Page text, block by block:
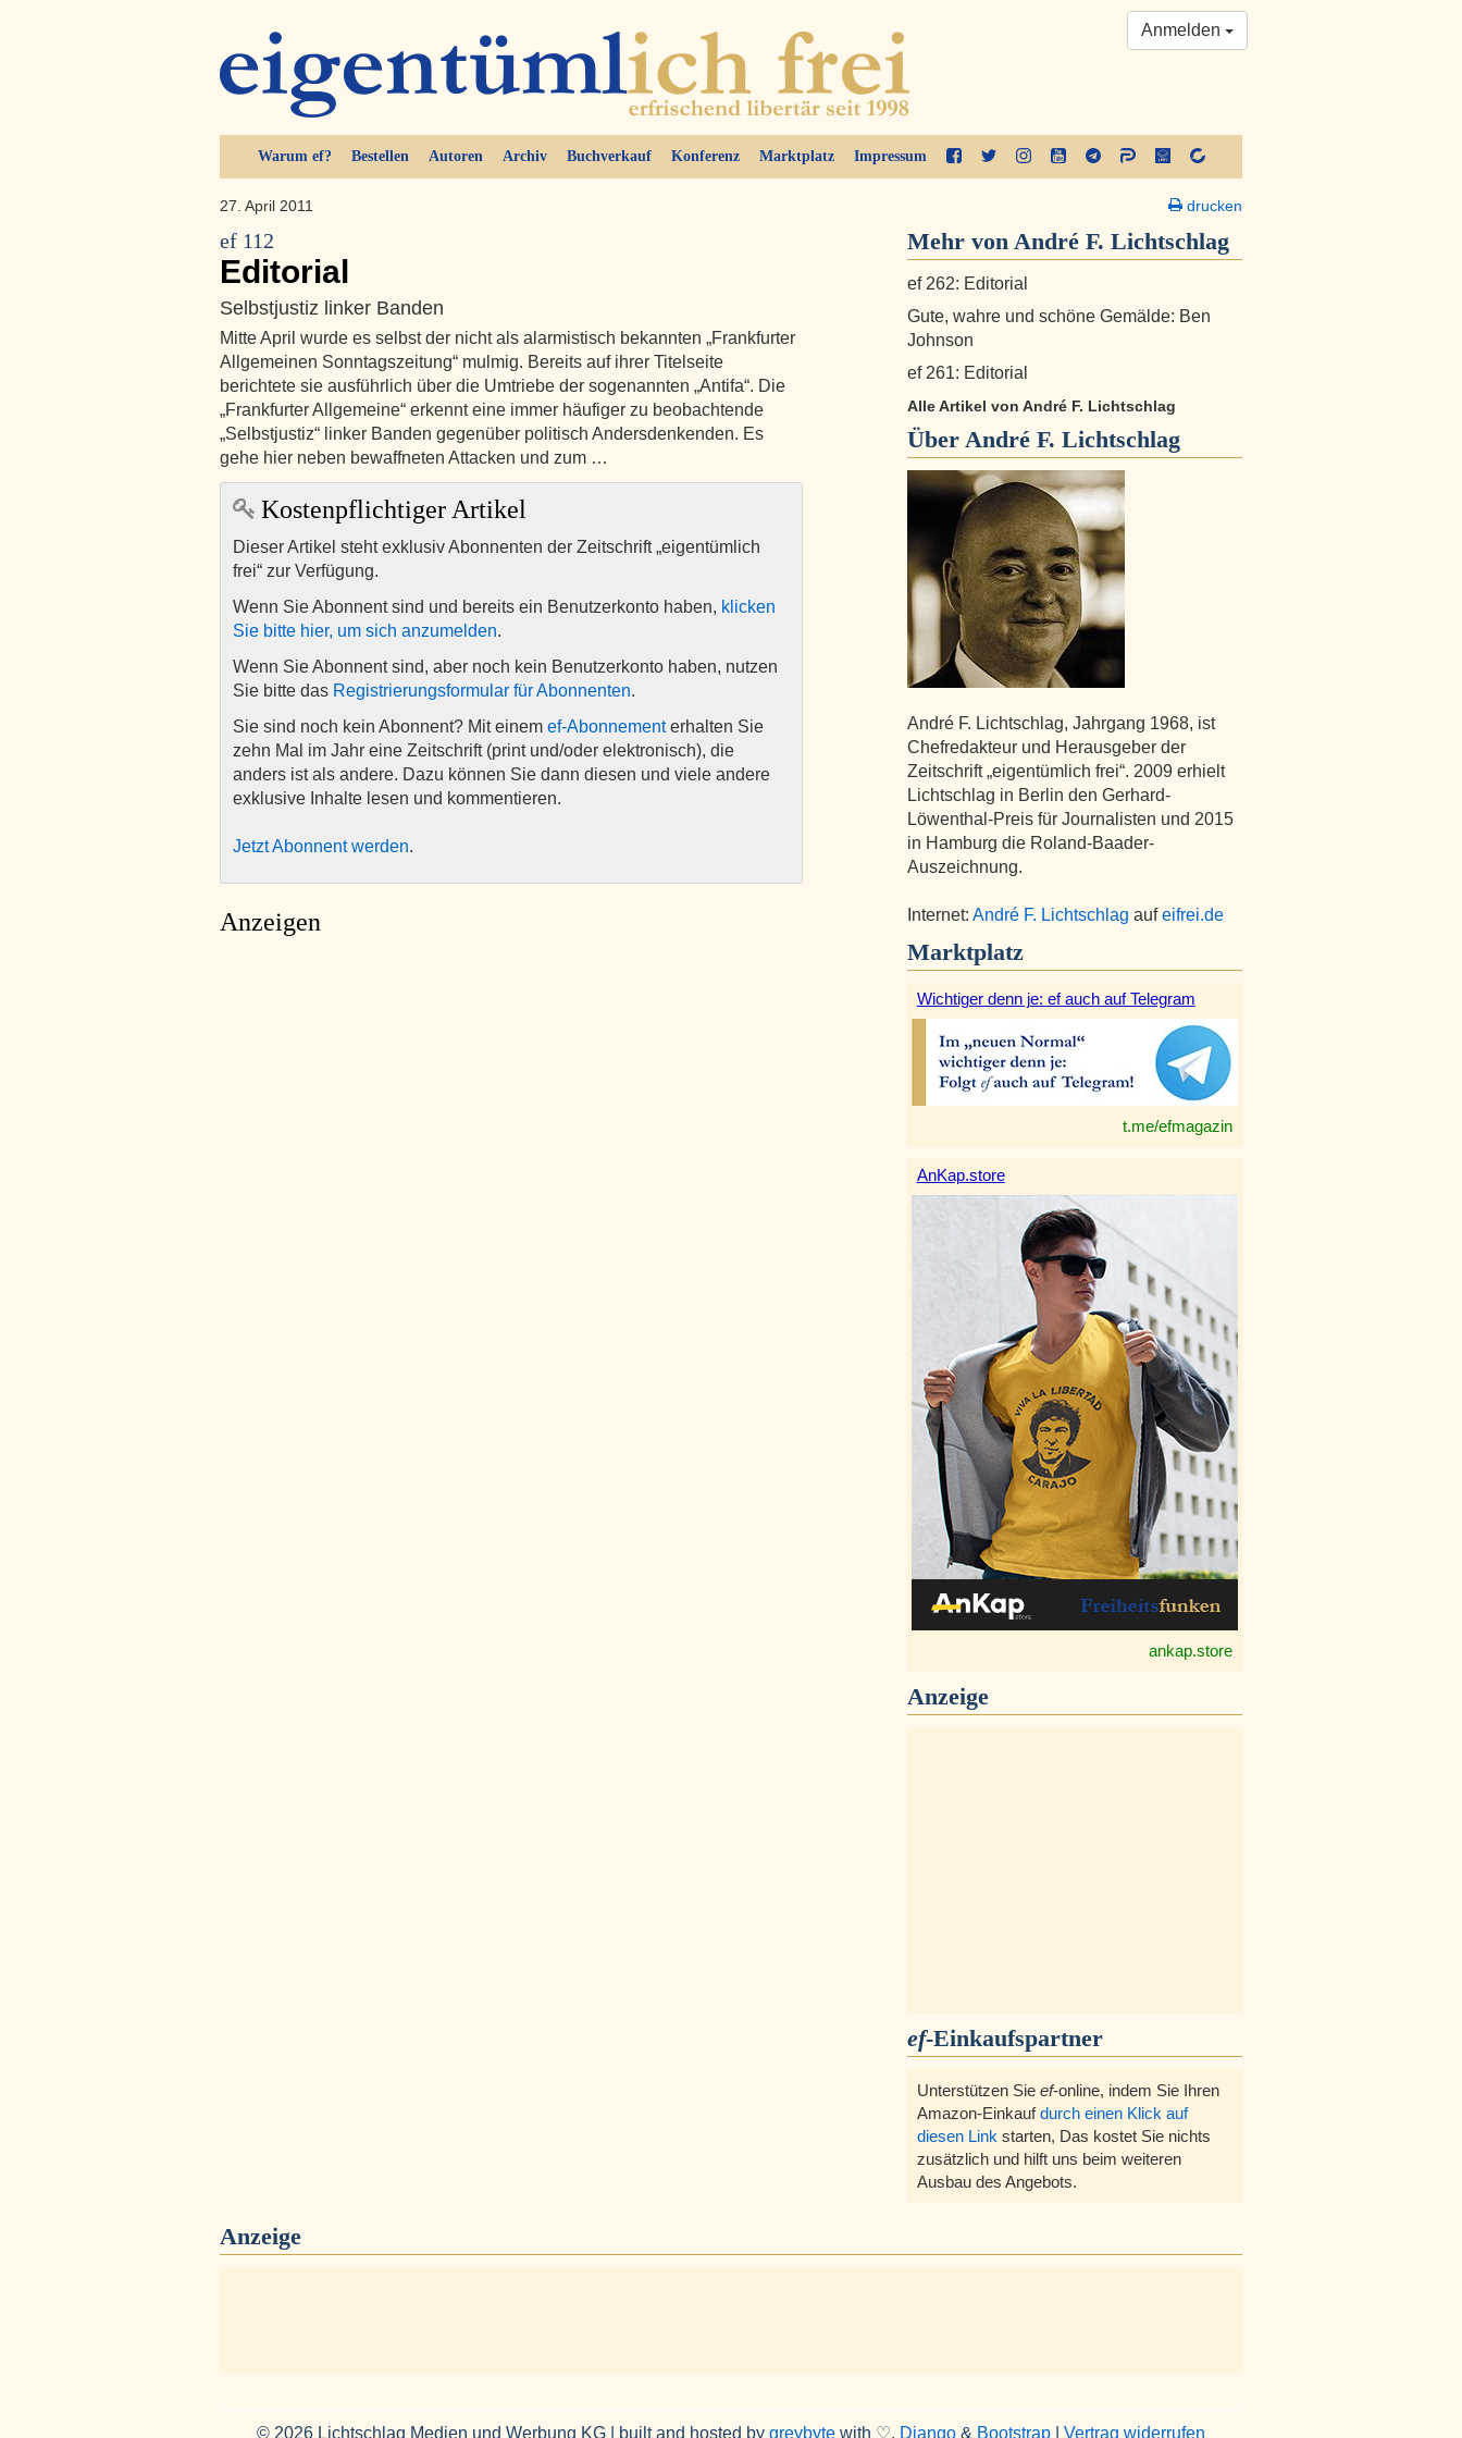
Warum ef? Bestellen Autoren Archiv Buchverkauf Konferenz Marktplatz Impressum
Anmelden
27. April 2011
ef 112
Editorial
Selbstjustiz linker Banden
Mitte April wurde es selbst der nicht als alarmistisch bekannten „Frankfurter
Allgemeinen Sonntagszeitung“ mulmig. Bereits auf ihrer Titelseite
berichtete sie ausführlich über die Umtriebe der sogenannten „Antifa“. Die
„Frankfurter Allgemeine“ erkennt eine immer häufiger zu beobachtende
„Selbstjustiz“ linker Banden gegenüber politisch Andersdenkenden. Es
gehe hier neben bewaffneten Attacken und zum …
Kostenpflichtiger Artikel
Dieser Artikel steht exklusiv Abonnenten der Zeitschrift „eigentümlich
frei“ zur Verfügung.
Wenn Sie Abonnent sind und bereits ein Benutzerkonto haben, klicken
Sie bitte hier, um sich anzumelden.
Wenn Sie Abonnent sind, aber noch kein Benutzerkonto haben, nutzen
Sie bitte das Registrierungsformular für Abonnenten.
Sie sind noch kein Abonnent? Mit einem ef-Abonnementerhalten Sie
zehn Mal im Jahr eine Zeitschrift (print und/oder elektronisch), die
anders ist als andere. Dazu können Sie dann diesen und viele andere
exklusive Inhalte lesen und kommentieren.
Jetzt Abonnent werden.
Anzeigen
drucken
Mehr von André F. Lichtschlag
ef 262: Editorial
Gute, wahre und schöne Gemälde: Ben
Johnson
ef 261: Editorial
Alle Artikel von André F. Lichtschlag
Über André F. Lichtschlag
André F. Lichtschlag, Jahrgang 1968, ist
Chefredakteur und Herausgeber der
Zeitschrift „eigentümlich frei“. 2009 erhielt
Lichtschlag in Berlin den Gerhard-
Löwenthal-Preis für Journalisten und 2015
in Hamburg die Roland-Baader-
Auszeichnung.
Internet: André F. Lichtschlag aufeifrei.de
Marktplatz
Wichtiger denn je: ef auch auf Telegram
t.me/efmagazin
AnKap.store
ankap.store
Anzeige
ef-Einkaufspartner
Unterstützen Sie ef-online, indem Sie Ihren
Amazon-Einkaufdurch einen Klick auf
diesen Link starten, Das kostet Sie nichts
zusätzlich und hilft uns beim weiteren
Ausbau des Angebots.
Anzeige
© 2026 Lichtschlag Medien und Werbung KG | built and hosted by greybyte with ♡, Django & Bootstrap Vertrag widerrufen